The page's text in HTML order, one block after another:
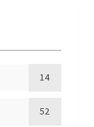
14
52